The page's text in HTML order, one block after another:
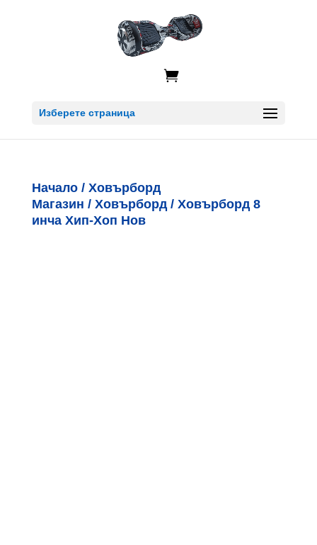

Изберете страница
Начало/ Ховърборд
Магазин / Ховърборд/ Ховърборд 8
инча Хип-Хоп Нов